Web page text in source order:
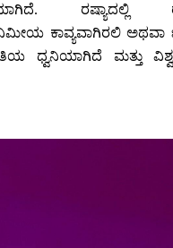
ಕಾವ್ಯವಾಗಿರಲಿ
ಮತ್ತು